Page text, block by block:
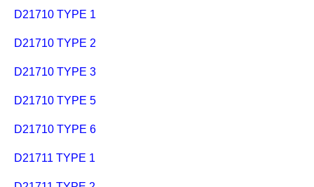
D21710 TYPE 1
D21710 TYPE 2
D21710 TYPE 3
D21710 TYPE 5
D21710 TYPE 6
D21711 TYPE 1